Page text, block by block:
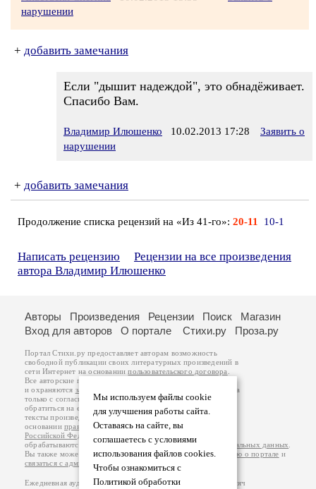
нарушении
+ добавить замечания
Если "дышит надеждой", это обнадёживает.
Спасибо Вам.
Владимир Илюшенко 10.02.2013 17:28
Заявить о
нарушении
+ добавить замечания
Продолжение списка рецензий на «Из 41-го»: 20-11 10-1
Написать рецензию
Рецензии на все произведения
автора Владимир Илюшенко
Мы используем файлы cookie
для улучшения работы сайта.
Оставаясь на сайте, вы
соглашаетесь с условиями
использования файлов cookies.
Чтобы ознакомиться с
Политикой обработки
Авторы Произведения Рецензии Поиск
Магазин
Вход для авторов
О портале Стихи.ру Проза.ру
Портал Стихи.ру предоставляет авторам возможность
свободной публикации своих литературных произведений в
сети Интернет на основаниипользовательского договора
Все авторские права на произведения принадлежат авторам
и охраняются законом
. Перепечатка произведений возможна
только с согласия его автора, к которому вы можете
обратиться на его авторской странице. Ответственность за
тексты произведений авторы несут самостоятельно на
основанииправил публикацииизаконодательства
Российской Федерации
обрабатываются на основанииПолитики обработки персональных данных
Вы также можете посмотреть более подробнуюинформацию о портале и
связаться с администрацией
Ежедневная аудитория портала Стихи.ру – порядка 200 тысяч